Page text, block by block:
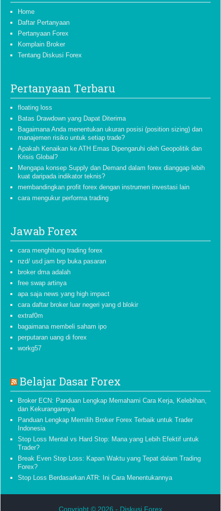
Home
Daftar Pertanyaan
Pertanyaan Forex
Komplain Broker
Tentang Diskusi Forex
Pertanyaan Terbaru
floating loss
Batas Drawdown yang Dapat Diterima
Bagaimana Anda menentukan ukuran posisi (position sizing) dan
manajemen risiko untuk setiap trade?
Apakah Kenaikan ke ATH Emas Dipengaruhi oleh Geopolitik dan
Krisis Global?
Mengapa konsep Supply dan Demand dalam forex dianggap lebih
kuat daripada indikator teknis?
membandingkan profit forex dengan instrumen investasi lain
cara mengukur performa trading
Jawab Forex
cara menghitung trading forex
nzd/ usd jam brp buka pasaran
broker dma adalah
free swap artinya
apa saja news yang high impact
cara daftar broker luar negeri yang d blokir
extraf0m
bagaimana membeli saham ipo
perputaran uang di forex
workg57
Belajar Dasar Forex
Broker ECN: Panduan Lengkap Memahami Cara Kerja, Kelebihan,
dan Kekurangannya
Panduan Lengkap Memilih Broker Forex Terbaik untuk Trader
Indonesia
Stop Loss Mental vs Hard Stop: Mana yang Lebih Efektif untuk
Trader?
Break Even Stop Loss: Kapan Waktu yang Tepat dalam Trading
Forex?
Stop Loss Berdasarkan ATR: Ini Cara Menentukannya
Copyright © 2026 - Diskusi Forex